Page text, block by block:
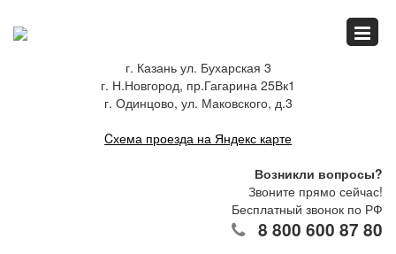
г. Казань ул. Бухарская 3
г. Н.Новгород, пр.Гагарина 25Вк1
г. Одинцово, ул. Маковского, д.3
Cхема проезда на Яндекс карте
Возникли вопросы?
Звоните прямо сейчас!
Бесплатный звонок по РФ
8 800 600 87 80
Спец.предложения